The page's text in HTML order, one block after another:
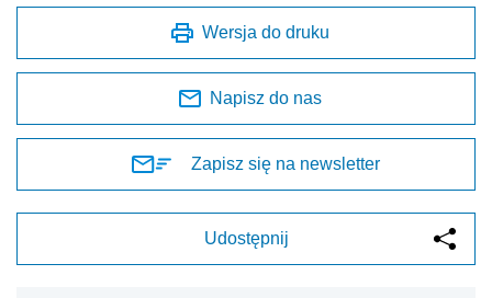
Wersja do druku
Napisz do nas
Zapisz się na newsletter
Udostępnij